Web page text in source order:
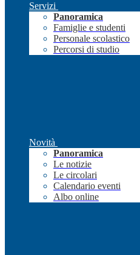
Servizi
Panoramica
Famiglie e studenti
Personale scolastico
Percorsi di studio
Novità
Panoramica
Le notizie
Le circolari
Calendario eventi
Albo online